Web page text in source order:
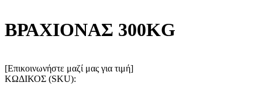
ΒΡΑΧΙΟΝΑΣ 300KG
[Επικοινωνήστε μαζί μας για τιμή]
ΚΩΔΙΚΟΣ (SKU):